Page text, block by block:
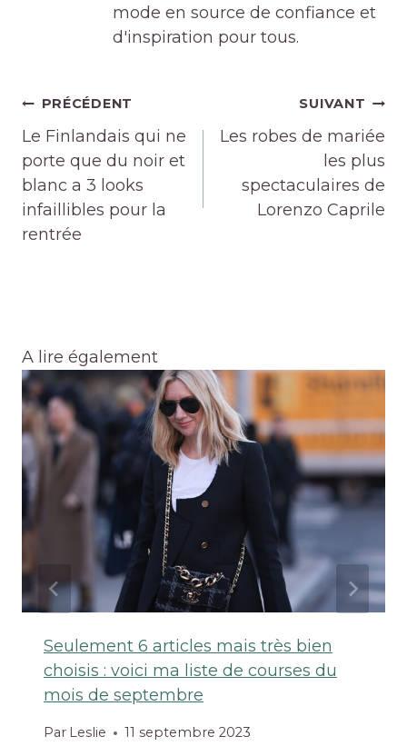
mode en source de confiance et
d'inspiration pour tous.
Navigation
de
l’article
PRÉCÉDENT
Le Finlandais qui ne
porte que du noir et
blanc a 3 looks
infaillibles pour la
rentrée
SUIVANT
Les robes de mariée
les plus
spectaculaires de
Lorenzo Caprile
A lire également
Seulement 6 articles mais très bien
choisis : voici ma liste de courses du
mois de septembre
Par Leslie 11 septembre 2023